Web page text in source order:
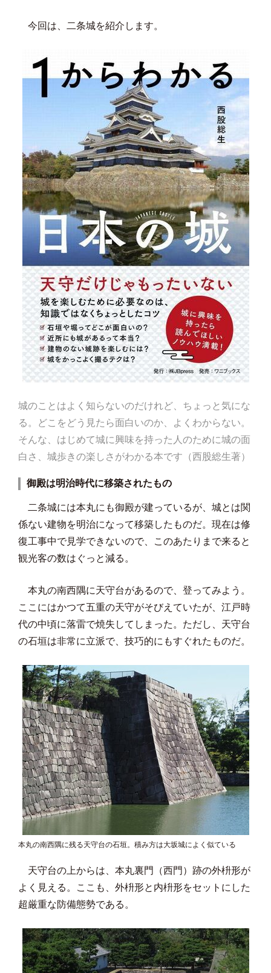
今回は、二条城を紹介します。
城のことはよく知らないのだけれど、ちょっと気にな
る。どこをどう見たら面白いのか、よくわからない。
そんな、はじめて城に興味を持った人のために城の面
白さ、城歩きの楽しさがわかる本です（西股総生著）
御殿は明治時代に移築されたもの
二条城には本丸にも御殿が建っているが、城とは関
係ない建物を明治になって移築したものだ。現在は修
復工事中で見学できないので、このあたりまで来ると
観光客の数はぐっと減る。
本丸の南西隅に天守台があるので、登ってみよう。
ここにはかつて五重の天守がそびえていたが、江戸時
代の中頃に落雷で焼失してしまった。ただし、天守台
の石垣は非常に立派で、技巧的にもすぐれたものだ。
本丸の南西隅に残る天守台の石垣。積み方は大坂城によく似ている
天守台の上からは、本丸裏門（西門）跡の外枡形が
よく見える。ここも、外枡形と内枡形をセットにした
超厳重な防備態勢である。